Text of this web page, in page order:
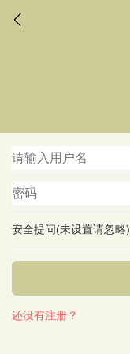
安全提问(未设置请忽略)
还没有注册？